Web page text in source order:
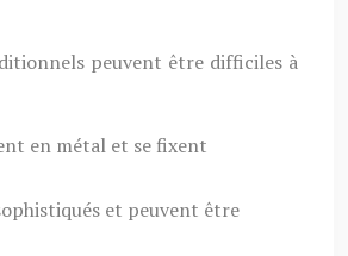
peuvent être difficiles à
en métal et se fixent
et peuvent être